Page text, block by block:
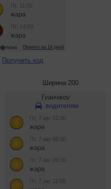
Получить код
Ширина 200